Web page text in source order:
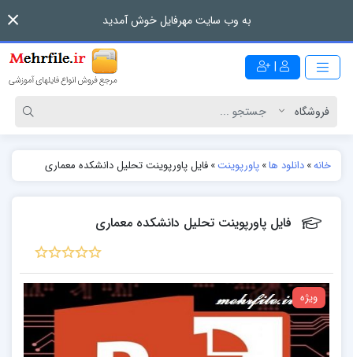
به وب سایت مهرفایل خوش آمدید
|
خانه»دانلود ها»پاورپوینت»فایل پاورپوینت تحلیل دانشکده معماری
فایل پاورپوینت تحلیل دانشکده معماری
ویژه